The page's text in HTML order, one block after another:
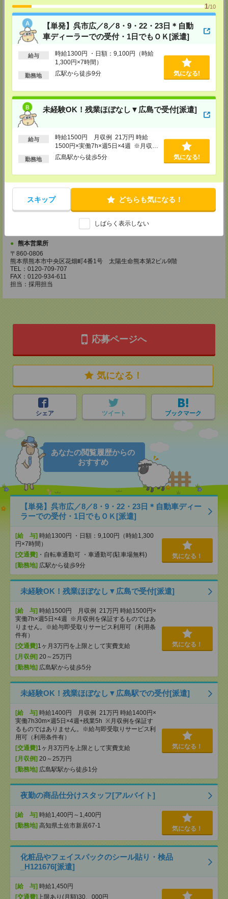
1/10
【単発】呉市広／8／8・9・22・23日＊自動
車ディーラーでの受付・1日でもＯＫ[派遣]
給与
時給1300円 ・日額：9,100円（時給
1,300円×7時間）
勤務地 広駅から徒歩9分 気になる!
未経験OK！残業ほぼなし▼広島で受付[派遣]
給与
時給1500円 月収例 21万円 時給
1500円×実働7h×週5日×4週 ※月収例
を保証するものではありません。※給
勤務地 広島駅から徒歩5分 気になる!
スキップ どちらも気になる！
しばらく表示しない
神戸営業所
〒650-0044
兵庫県神戸市中央区東川崎町1丁目3番3号 神戸ハーバーランドセンタービ
ル18階
TEL：0120-995-984
FAX：0120-709-785
担当：採用担当
広島営業所
広島県広島市中区紙屋町2丁目1番地22号 広島興銀ビル11階
TEL：0120-709-707
FAX：0120-934-504
担当：採用担当
〒790-0003
愛媛県松山市三番町7丁目1番地21号 ジブラルタ生命松山ビル8階
TEL：0120-709-707
FAX：0120-709-890
〒810-0801
福岡県福岡市博多区中洲5丁目6番24号 第6ガーデンビル2階
TEL：0120-709-707
熊本営業所
〒860-0806
熊本県熊本市中央区花畑町4番1号 太陽生命熊本第2ビル9階
TEL：0120-709-707
FAX：0120-934-611
担当：採用担当
応募ページへ
気になる！
シェア ツイート ブックマーク
あなたの閲覧履歴からの
おすすめ
【単発】呉市広／8／8・9・22・23日＊自動車ディー
ラーでの受付・1日でもＯＫ[派遣]
[給 与] 時給1300円 ・日額：9,100円（時給1,300
円×7時間）
[交通費] ・自転車通勤可 ・車通勤可(駐車場無料)
[勤務地] 広駅から徒歩9分
気になる！
未経験OK！残業ほぼなし▼広島で受付[派遣]
[給 与] 時給1500円 月収例 21万円 時給1500円×
実働7h×週5日×4週 ※月収例を保証するものではあ
りません。※給与即受取りサービス利用可（利用条
件有）
[交通費] 1ヶ月3万円を上限として実費支給
[月収例] 20～25万円
[勤務地] 広島駅から徒歩5分
気になる！
未経験OK！残業ほぼなし▼広島駅での受付[派遣]
[給 与] 時給1400円 月収例 21万円 時給1400円×
実働7h30m×週5日×4週+残業5h ※月収例を保証す
るものではありません。※給与即受取りサービス利
用可（利用条件有）
[交通費] 1ヶ月3万円を上限として実費支給
[月収例] 20～25万円
[勤務地] 広島駅駅から徒歩1分
気になる！
夜勤の商品仕分けスタッフ[アルバイト]
[給 与] 時給1,400円～1,400円
[勤務地] 高知県土佐市新居67-1 気になる！
化粧品やフェイスパックのシール貼り・検品
_H121676[派遣]
[給 与] 時給1,450円
[交通費] 上限あり(月額)30、000円